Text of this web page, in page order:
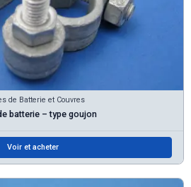
de Batterie et Couvres
batterie – type goujon
Voir et acheter